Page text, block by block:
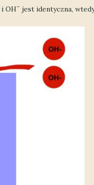
i OH– jest identyczna,